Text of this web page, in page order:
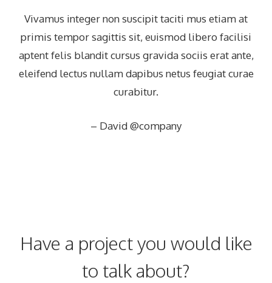
Vivamus integer non suscipit taciti mus etiam at
primis tempor sagittis sit, euismod libero facilisi
aptent felis blandit cursus gravida sociis erat ante,
eleifend lectus nullam dapibus netus feugiat curae
curabitur.
– David @company
Have a project you would like
to talk about?